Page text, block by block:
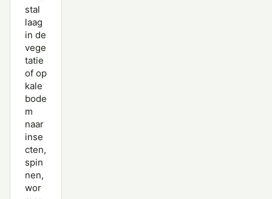
stal
laag
in de
vege
tatie
of op
kale
bode
m
naar
inse
cten,
spin
nen,
wor